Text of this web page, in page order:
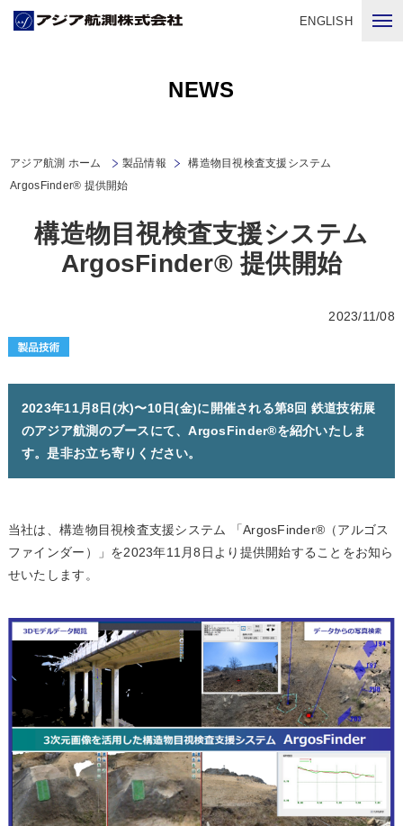
ENGLISH
NEWS
アジア航測 ホーム 製品情報
構造物目視検査支援システム
ArgosFinder® 提供開始
構造物目視検査支援システム
ArgosFinder® 提供開始
2023/11/08
2023年11月8日(水)〜10日(金)に開催される第8回 鉄道技術展
のアジア航測のブースにて、ArgosFinder®を紹介いたしま
す。是非お立ち寄りください。
当社は、構造物目視検査支援システム 「ArgosFinder®（アルゴス
ファインダー）」を2023年11月8日より提供開始することをお知ら
せいたします。